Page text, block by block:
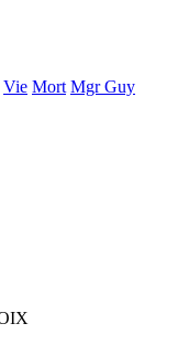
Vie Mort Mgr Guy